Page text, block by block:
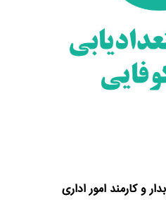
و کارمند امور اداری